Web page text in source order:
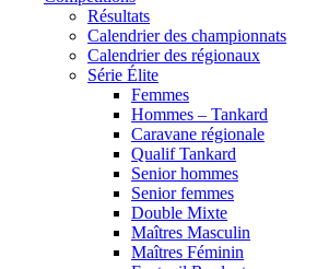
Résultats
Calendrier des championnats
Calendrier des régionaux
Série Élite
Femmes
Hommes – Tankard
Caravane régionale
Qualif Tankard
Senior hommes
Senior femmes
Double Mixte
Maîtres Masculin
Maîtres Féminin